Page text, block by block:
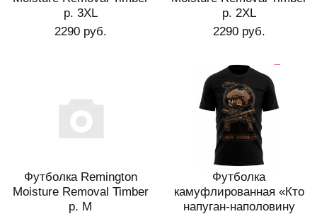
р. 3XL
2290 руб.
р. 2XL
2290 руб.
Футболка Remington
Moisture Removal Timber
р. M
Футболка
камуфлированная «Кто
напуган-наполовину